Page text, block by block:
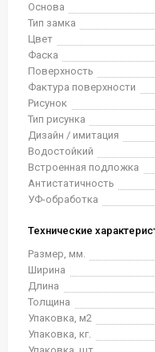
Основа
Тип замка
Цвет
Фаска
Поверхность
Фактура поверхности
Рисунок
Тип рисунка
Дизайн / имитация
Водостойкий
Встроенная подложка
Антистатичность
УФ-обработка
Технические
Размер, мм.
Ширина
Длина
Толщина
Упаковка, м2
Упаковка, кг.